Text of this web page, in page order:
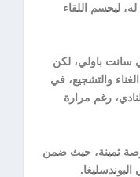
ليحسم اللقاء
سانت باولي، لكن
والتشجيع، في
رغم مرارة
ثمينة، حيث ضمن